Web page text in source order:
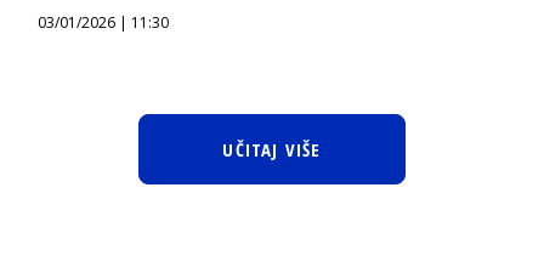
03/01/2026 | 11:30
UČITAJ VIŠE